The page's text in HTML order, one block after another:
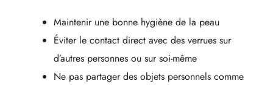
Maintenir une bonne hygiène de la peau
Éviter le contact direct avec des verrues sur
d’autres personnes ou sur soi-même
Ne pas partager des objets personnels comme